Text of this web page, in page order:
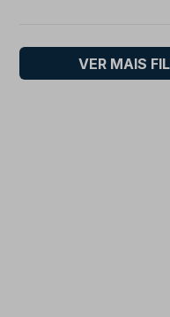
VER MAIS